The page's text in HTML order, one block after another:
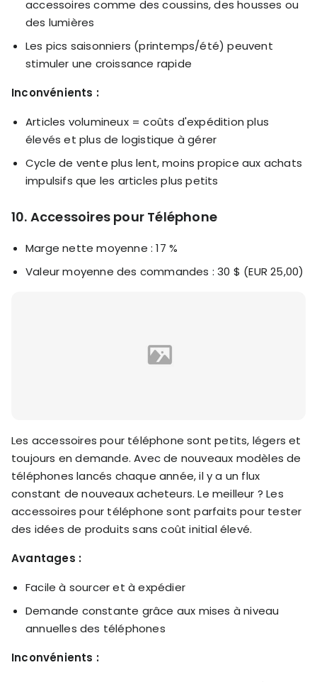
accessoires comme des coussins, des housses ou
des lumières
Les pics saisonniers (printemps/été) peuvent
stimuler une croissance rapide
Inconvénients :
Articles volumineux = coûts d'expédition plus
élevés et plus de logistique à gérer
Cycle de vente plus lent, moins propice aux achats
impulsifs que les articles plus petits
10. Accessoires pour Téléphone
Marge nette moyenne : 17 %
Valeur moyenne des commandes : 30 $ (EUR 25,00)
Les accessoires pour téléphone sont petits, légers et
toujours en demande. Avec de nouveaux modèles de
téléphones lancés chaque année, il y a un flux
constant de nouveaux acheteurs. Le meilleur ? Les
accessoires pour téléphone sont parfaits pour tester
des idées de produits sans coût initial élevé.
Avantages :
Facile à sourcer et à expédier
Demande constante grâce aux mises à niveau
annuelles des téléphones
Inconvénients :